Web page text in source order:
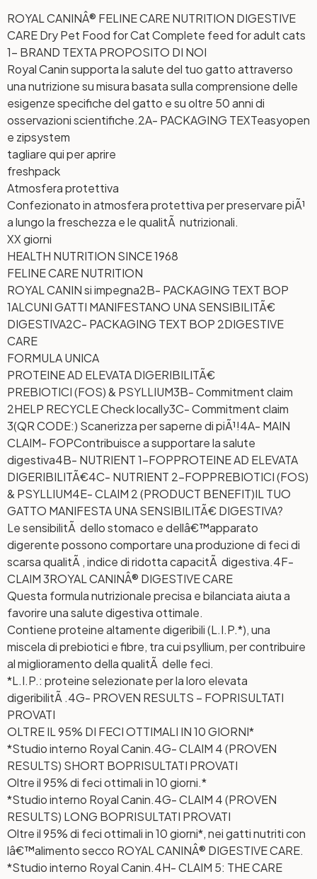
ROYAL CANINÂ® FELINE CARE NUTRITION DIGESTIVE
CARE Dry Pet Food for Cat Complete feed for adult cats
1- BRAND TEXTA PROPOSITO DI NOI
Royal Canin supporta la salute del tuo gatto attraverso
una nutrizione su misura basata sulla comprensione delle
esigenze specifiche del gatto e su oltre 50 anni di
osservazioni scientifiche.2A- PACKAGING TEXTeasyopen
e zipsystem
tagliare qui per aprire
freshpack
Atmosfera protettiva
Confezionato in atmosfera protettiva per preservare piÃ¹
a lungo la freschezza e le qualitÃ nutrizionali.
XX giorni
HEALTH NUTRITION SINCE 1968
FELINE CARE NUTRITION
ROYAL CANIN si impegna2B- PACKAGING TEXT BOP
1ALCUNI GATTI MANIFESTANO UNA SENSIBILITÃ€
DIGESTIVA2C- PACKAGING TEXT BOP 2DIGESTIVE
CARE
FORMULA UNICA
PROTEINE AD ELEVATA DIGERIBILITÃ€
PREBIOTICI (FOS) & PSYLLIUM3B- Commitment claim
2HELP RECYCLE Check locally3C- Commitment claim
3(QR CODE:) Scanerizza per saperne di piÃ¹!4A- MAIN
CLAIM- FOPContribuisce a supportare la salute
digestiva4B- NUTRIENT 1-FOPPROTEINE AD ELEVATA
DIGERIBILITÃ€4C- NUTRIENT 2-FOPPREBIOTICI (FOS)
& PSYLLIUM4E- CLAIM 2 (PRODUCT BENEFIT)IL TUO
GATTO MANIFESTA UNA SENSIBILITÃ€ DIGESTIVA?
Le sensibilitÃ dello stomaco e dellâ€™apparato
digerente possono comportare una produzione di feci di
scarsa qualitÃ , indice di ridotta capacitÃ digestiva.4F-
CLAIM 3ROYAL CANINÂ® DIGESTIVE CARE
Questa formula nutrizionale precisa e bilanciata aiuta a
favorire una salute digestiva ottimale.
Contiene proteine altamente digeribili (L.I.P.*), una
miscela di prebiotici e fibre, tra cui psyllium, per contribuire
al miglioramento della qualitÃ delle feci.
*L.I.P.: proteine selezionate per la loro elevata
digeribilitÃ .4G- PROVEN RESULTS – FOPRISULTATI
PROVATI
OLTRE IL 95% DI FECI OTTIMALI IN 10 GIORNI*
*Studio interno Royal Canin.4G- CLAIM 4 (PROVEN
RESULTS) SHORT BOPRISULTATI PROVATI
Oltre il 95% di feci ottimali in 10 giorni.*
*Studio interno Royal Canin.4G- CLAIM 4 (PROVEN
RESULTS) LONG BOPRISULTATI PROVATI
Oltre il 95% di feci ottimali in 10 giorni*, nei gatti nutriti con
lâ€™alimento secco ROYAL CANINÂ® DIGESTIVE CARE.
*Studio interno Royal Canin.4H- CLAIM 5: THE CARE